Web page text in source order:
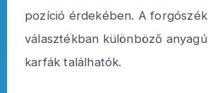
pozíció érdekében. A
választékban különböző
karfák találhatók.